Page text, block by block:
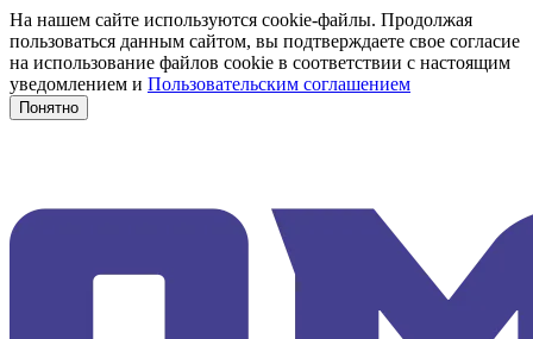
На нашем сайте используются cookie-файлы. Продолжая
пользоваться данным сайтом, вы подтверждаете свое согласие
на использование файлов cookie в соответствии с настоящим
уведомлением и Пользовательским соглашением
Понятно